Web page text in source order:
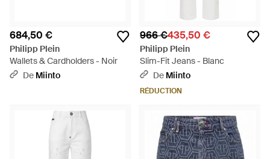
684,50 €
Philipp Plein
Wallets & Cardholders - Noir
De Miinto
966 €435,50 €
Philipp Plein
Slim-Fit Jeans - Blanc
De Miinto
RÉDUCTION